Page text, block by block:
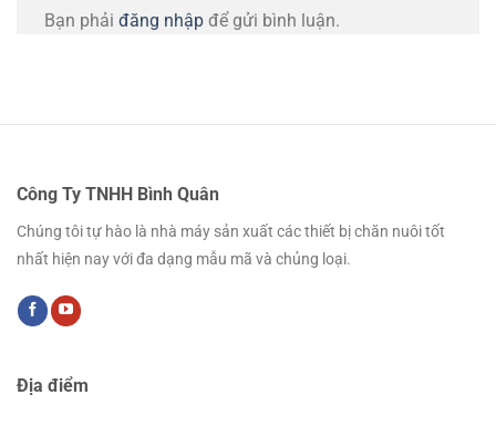
Bạn phải đăng nhập để gửi bình luận.
Công Ty TNHH Bình Quân
Chúng tôi tự hào là nhà máy sản xuất các thiết bị chăn nuôi tốt
nhất hiện nay với đa dạng mẫu mã và chủng loại.
Địa điểm